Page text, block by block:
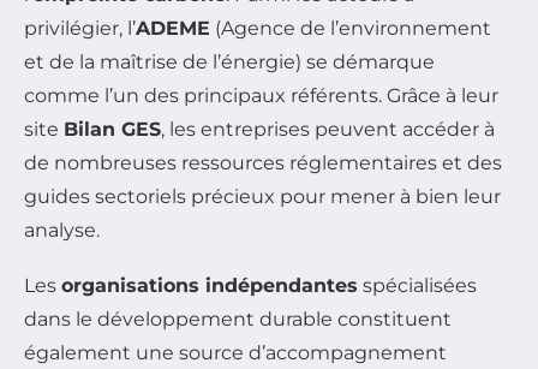
privilégier, l’ADEME (Agence de l’environnement
et de la maîtrise de l’énergie) se démarque
comme l’un des principaux référents. Grâce à leur
site Bilan GES, les entreprises peuvent accéder à
de nombreuses ressources réglementaires et des
guides sectoriels précieux pour mener à bien leur
analyse.
Les organisations indépendantes spécialisées
dans le développement durable constituent
également une source d’accompagnement